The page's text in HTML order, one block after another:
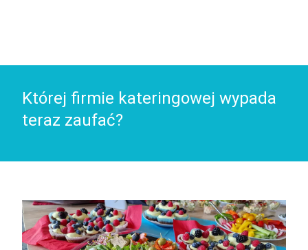
Której firmie kateringowej wypada
teraz zaufać?